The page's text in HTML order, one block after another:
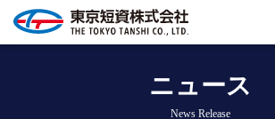
ニュース
News Release